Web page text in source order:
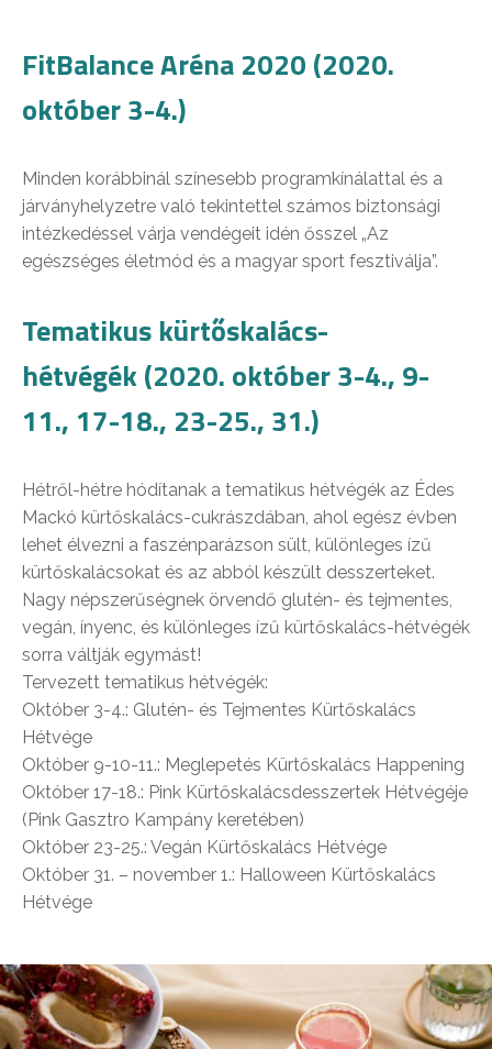
FitBalance Aréna 2020 (2020.
október 3-4.)
Minden korábbinál színesebb programkínálattal és a
járványhelyzetre való tekintettel számos biztonsági
intézkedéssel várja vendégeit idén ősszel „Az
egészséges életmód és a magyar sport fesztiválja”.
Tematikus kürtőskalács-
hétvégék (2020. október 3-4., 9-
11., 17-18., 23-25., 31.)
Hétről-hétre hódítanak a tematikus hétvégék az Édes
Mackó kürtőskalács-cukrászdában, ahol egész évben
lehet élvezni a faszénparázson sült, különleges ízű
kürtőskalácsokat és az abból készült desszerteket.
Nagy népszerűségnek örvendő glutén- és tejmentes,
vegán, ínyenc, és különleges ízű kürtőskalács-hétvégék
sorra váltják egymást!
Tervezett tematikus hétvégék:
Október 3-4.: Glutén- és Tejmentes Kürtőskalács
Hétvége
Október 9-10-11.: Meglepetés Kürtőskalács Happening
Október 17-18.: Pink Kürtőskalácsdesszertek Hétvégéje
(Pink Gasztro Kampány keretében)
Október 23-25.: Vegán Kürtőskalács Hétvége
Október 31. – november 1.: Halloween Kürtőskalács
Hétvége